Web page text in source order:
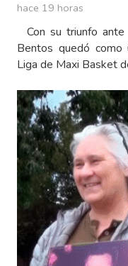
hace 19 horas
Con su triunfo
Bentos quedó como
Liga de Maxi Basket